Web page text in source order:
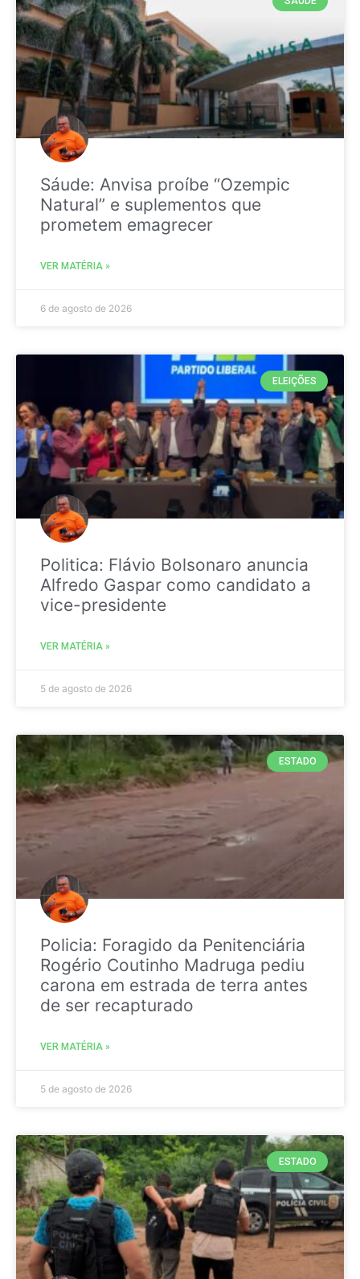
Sáude: Anvisa proíbe “Ozempic
Natural” e suplementos que
prometem emagrecer
VER MATÉRIA »
6 de agosto de 2026
ELEIÇÕES
Politica: Flávio Bolsonaro anuncia
Alfredo Gaspar como candidato a
vice-presidente
VER MATÉRIA »
5 de agosto de 2026
ESTADO
Policia: Foragido da Penitenciária
Rogério Coutinho Madruga pediu
carona em estrada de terra antes
de ser recapturado
VER MATÉRIA »
5 de agosto de 2026
ESTADO